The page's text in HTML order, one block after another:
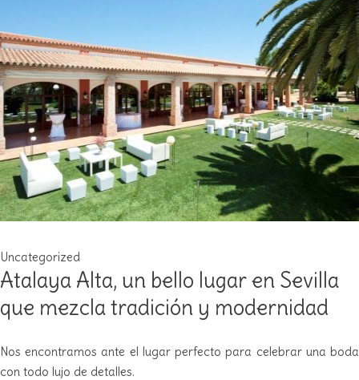
Uncategorized
Atalaya Alta, un bello lugar en Sevilla
que mezcla tradición y modernidad
Nos encontramos ante el lugar perfecto para celebrar una boda
con todo lujo de detalles.